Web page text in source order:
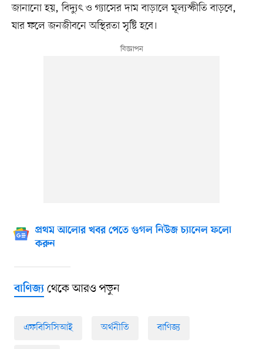
জানানো হয়, বিদ্যুৎ ও গ্যাসের দাম বাড়ালে মূল্যস্ফীতি বাড়বে,
যার ফলে জনজীবনে অস্থিরতা সৃষ্টি হবে।
প্রথম আলোর খবর পেতে গুগল নিউজ চ্যানেল ফলো
করুন
বাণিজ্যথেকে আরও পড়ুন
এফবিসিসিআই অর্থনীতি বাণিজ্য